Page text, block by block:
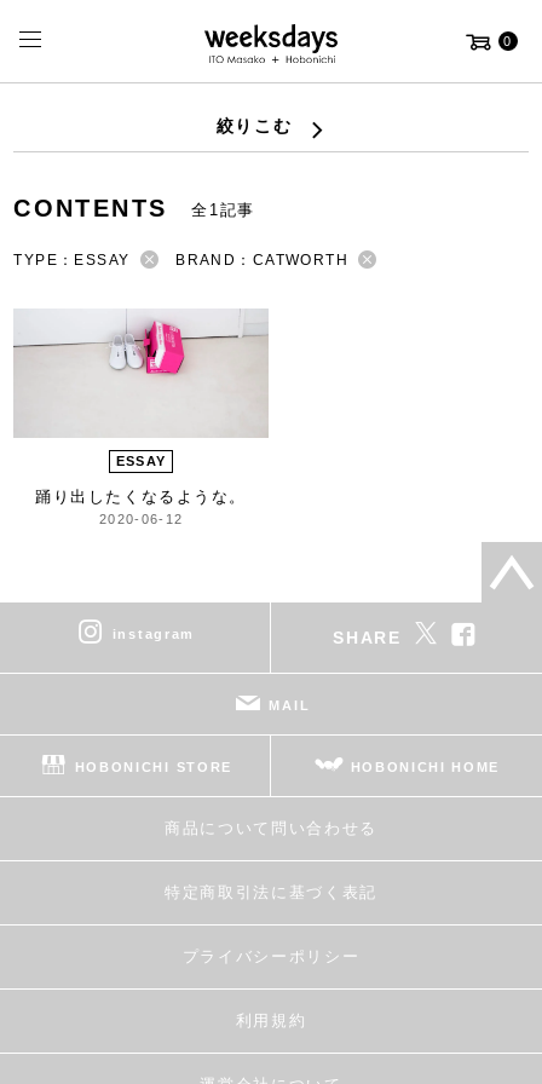
0
絞りこむ
CONTENTS 全1記事
TYPE：ESSAY BRAND：CATWORTH
ESSAY
踊り出したくなるような。
2020-06-12
instagram SHARE
MAIL
HOBONICHI STORE HOBONICHI HOME
商品について問い合わせる
特定商取引法に基づく表記
プライバシーポリシー
利用規約